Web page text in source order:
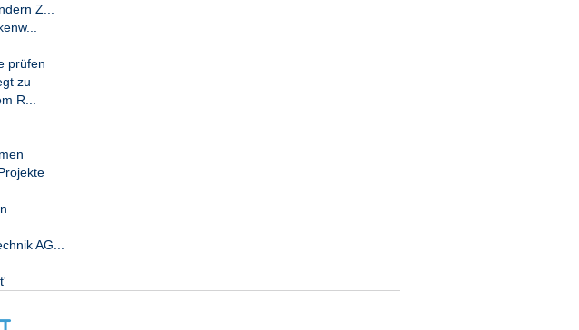
von
ihrer
(QC)
hinaus
des
fünfzehn
für
die ihr
sich
in der
Z...
prüfen
zu
R...
AG...